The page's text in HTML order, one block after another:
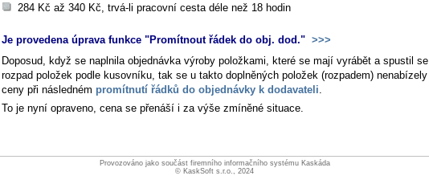
284 Kč až 340 Kč, trvá-li pracovní cesta déle než 18 hodin
Je provedena úprava funkce "Promítnout řádek do obj. dod." >>>
Doposud, když se naplnila objednávka výroby položkami, které se mají vyrábět a spustil se
rozpad položek podle kusovníku, tak se u takto doplněných položek (rozpadem) nenabízely
ceny při následném promítnutí řádků do objednávky k dodavateli.
To je nyní opraveno, cena se přenáší i za výše zmíněné situace.
Provozováno jako součást firemního informačního systému Kaskáda
© KaskSoft s.r.o., 2024